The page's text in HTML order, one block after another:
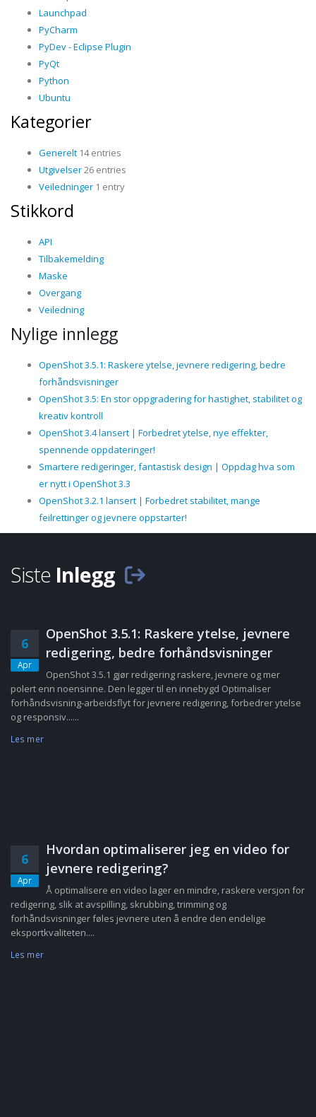
Launchpad
PyCharm
PyDev - Eclipse Plugin
PyQt
Python
Ubuntu
Kategorier
Generelt 14 entries
Utgivelser26 entries
Veiledninger 1 entry
Stikkord
API
Tilbakemelding
Maske
Overgang
Veiledning
Nylige innlegg
OpenShot 3.5.1: Raskere ytelse, jevnere redigering, bedre
forhåndsvisninger
OpenShot 3.5: En stor oppgradering for hastighet, stabilitet og
kreativ kontroll
OpenShot 3.4 lansert | Forbedret ytelse, nye effekter,
spennende oppdateringer!
Smartere redigeringer, fantastisk design | Oppdag hva som
er nytt i OpenShot 3.3
OpenShot 3.2.1 lansert | Forbedret stabilitet, mange
feilrettinger og jevnere oppstarter!
Siste Inlegg
6
Apr
OpenShot 3.5.1: Raskere ytelse, jevnere
redigering, bedre forhåndsvisninger
OpenShot 3.5.1 gjør redigering raskere, jevnere og mer
polert enn noensinne. Den legger til en innebygd Optimaliser
forhåndsvisning-arbeidsflyt for jevnere redigering, forbedrer ytelse
og responsiv......
Les mer
6
Apr
Hvordan optimaliserer jeg en video for
jevnere redigering?
Å optimalisere en video lager en mindre, raskere versjon for
redigering, slik at avspilling, skrubbing, trimming og
forhåndsvisninger føles jevnere uten å endre den endelige
eksportkvaliteten....
Les mer